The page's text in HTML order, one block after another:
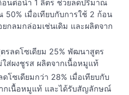
อนต่อน้ำ 1 ลิตร ช่วยลดปริมาณ
50% เมื่อเทียบกับการใช้ 2 ก้อน
กลมกล่อมเช่นเดิม และผลิตจาก
ลดโซเดียม 25% พัฒนาสูตร
ส่ผงชูรส ผลิตจากเนื้อหมูแท้
โซเดียมกว่า 28% เมื่อเทียบกับ
กเนื้อหมูแท้ และได้รับสัญลักษณ์